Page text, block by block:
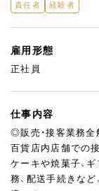
責任者 経験者
雇用形態
正社員
仕事内容
◎販売・接客業務全
百貨店内店舗での
ケーキや焼菓子、
務、配送手続きな